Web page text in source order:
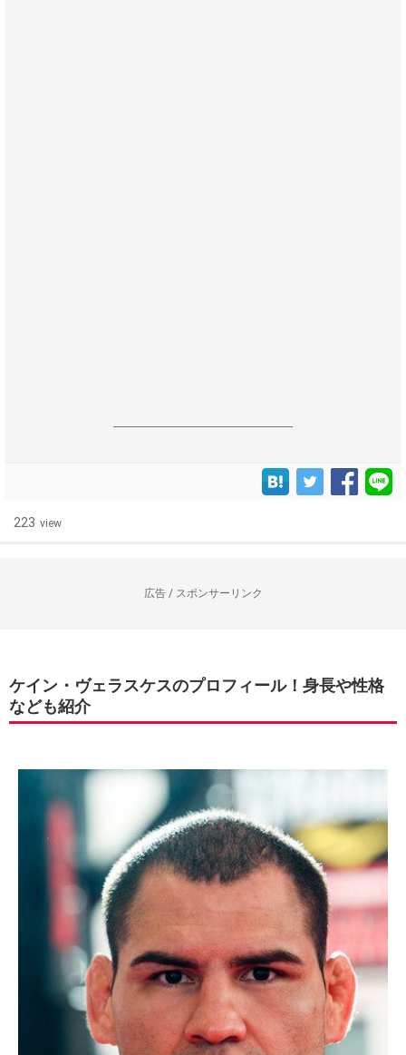
------------------------------------------------------------------
223 view
広告 / スポンサーリンク
ケイン・ヴェラスケスのプロフィール！身長や性格
なども紹介